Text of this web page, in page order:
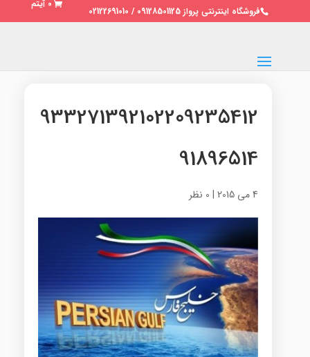
فروشگاه اینترنتی پرواز 09128501125 / 02122691010
0 آیتم
933271392102209235412
91896514
4 می 2015 | 0 نظر